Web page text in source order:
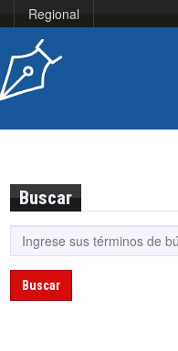
Regional
Buscar
Buscar